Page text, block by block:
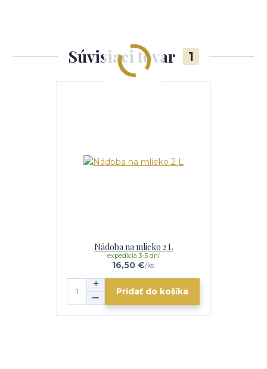
Súvisiaci tovar 1
Nádoba na mlieko 2 L
16,50 €/ks
expedícia 3-5 dní
Pridať do košíka